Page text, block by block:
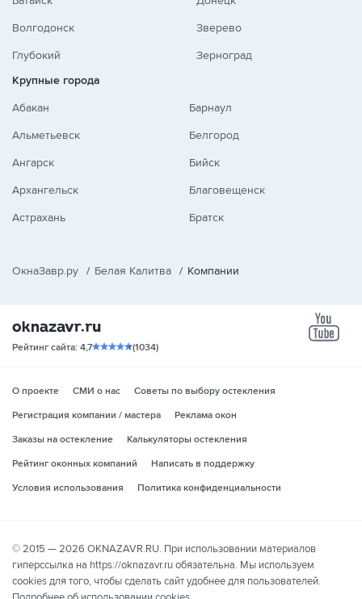
Волгодонск
Глубокий
Зверево
Зерноград
Крупные города
Абакан
Альметьевск
Ангарск
Архангельск
Астрахань
Барнаул
Белгород
Бийск
Благовещенск
Братск
ОкнаЗавр.ру / Белая Калитва / Компании
Рейтинг сайта: 4,7 (1034)
О проекте СМИ о нас
Советы по выбору остекления
Регистрация компании / мастера
Реклама окон
Заказы на остекление
Калькуляторы остекления
Рейтинг оконных компаний
Написать в поддержку
Условия использования
Политика конфиденциальности
© 2015 — 2026 OKNAZAVR.RU. При использовании материалов
гиперссылка на https://oknazavr.ru обязательна. Мы используем
cookies для того, чтобы сделать сайт удобнее для пользователей.